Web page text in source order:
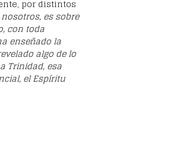
por distintos
nosotros, es sobre
con toda
enseñado la
algo de lo
Trinidad, esa
el Espíritu